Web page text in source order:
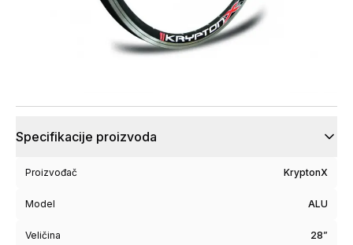
Specifikacije proizvoda
Proizvođač KryptonX
Model ALU
Veličina 28”